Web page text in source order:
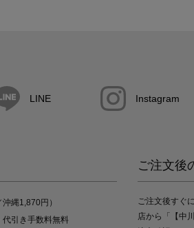
LINE Instagram
縄1,870円）
代引き手数料無料
ご注文後
ご注文後すぐ
店から「【中